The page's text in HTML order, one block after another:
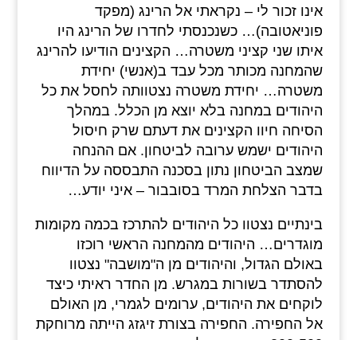
אינו זכור לי – נקראתי אל הרינג (מפקד
פוניאטובה)… כשנכנסתי לחדרו של הרינג היו
איתו שני קציני משטרה… הקצינים הודיעו להרינג
שהמחנה מכותר מכל עבד ב(אנשי) יחידת
משטרה… יחידת משטרה נצטוותה לחסל את כל
היהודים במחנה בלא יוצא מן הכלל. במהלך
הסיחה חיוו הקצינים את דעתם שרק חיסול
היהודים ישמש ערובה לביטחון. אם ההנחה
שמצב הביטחון נתון בסכנה התבססה על הדיווח
בדבר הצלחת המרד בסובבור – איני יודע…
בינתיים נצטוו כל היהודים להתרכז בכמה מקומות
מוגדרים… היהודים מהמחנה הראשי רוכזו
באולם הגדול, והיהודים מן ה"מושבה" נצטוו
להסתדר בשורות במגרש. מן החדר ראיתי כיצד
לוקחים את היהודים, ערומים לגמרי, מן האולם
אל החפירה. החפירה בצורת זיגזג הייתה מרוחקת